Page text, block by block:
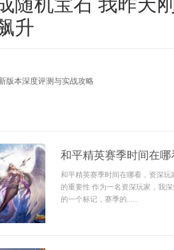
升
版本深度评测与实战攻略
和平精英赛季时间在哪
和平精英赛季时间在哪看，资深
的重要性 作为一名资深玩家，我
的一个标记，赛季的......